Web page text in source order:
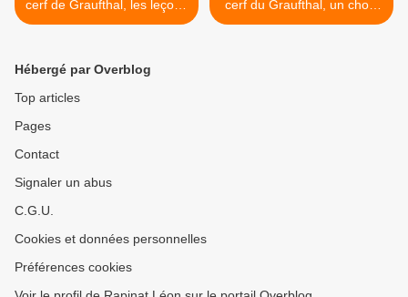
cerf de Graufthal, les leçons
à tirer
cerf du Graufthal, un choix
mal fondé d'un site
Hébergé par Overblog
Top articles
Pages
Contact
Signaler un abus
C.G.U.
Cookies et données personnelles
Préférences cookies